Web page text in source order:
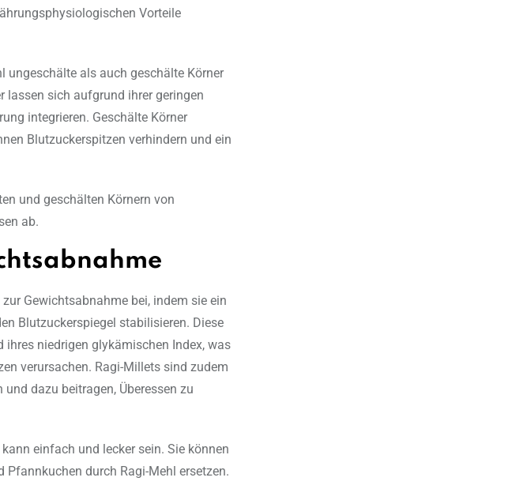
Vorteile
ungeschälte als auch geschälte Körner
lassen sich aufgrund ihrer geringen
integrieren. Geschälte Körner
Blutzuckerspitzen verhindern und ein
und geschälten Körnern von
ab.
Gewichtsabnahme bei, indem sie ein
Blutzuckerspiegel stabilisieren. Diese
niedrigen glykämischen Index, was
verursachen. Ragi-Millets sind zudem
dazu beitragen, Überessen zu
einfach und lecker sein. Sie können
Pfannkuchen durch Ragi-Mehl ersetzen.